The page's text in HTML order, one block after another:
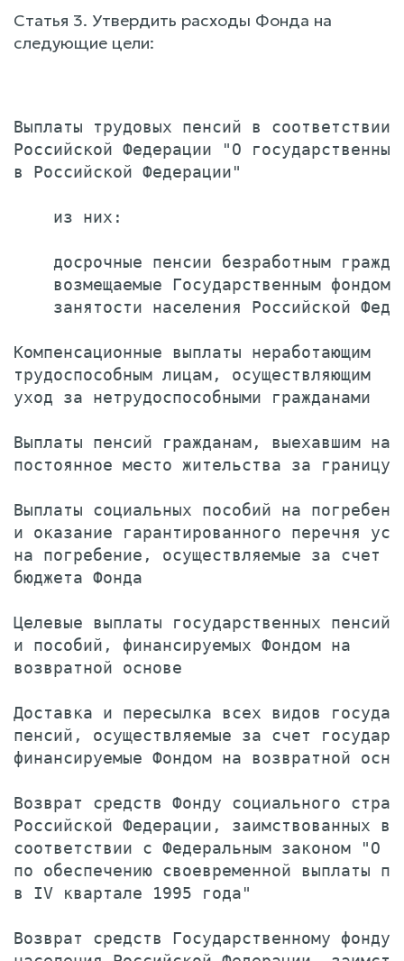
Статья 3. Утвердить расходы Фонда на
следующие цели:
Выплаты трудовых пенсий в соответствии
Российской Федерации "О
в Российской Федерации"
    из них:
досрочные пенсии безработным
    возмещаемые Государственным фондом
занятости населения Российской
Компенсационные выплаты неработающим
трудоспособным лицам, осуществляющим
уход за нетрудоспособными
Выплаты пенсий гражданам, выехавшим на
постоянное место жительства за
Выплаты социальных пособий на
и оказание гарантированного перечня
на погребение, осуществляемые за счет
бюджета Фонда
Целевые выплаты государственных пенсий
и пособий, финансируемых Фондом на
возвратной основе
Доставка и пересылка всех видов
пенсий, осуществляемые за счет
финансируемые Фондом на
Возврат средств Фонду социального
Российской Федерации, заимствованных в
соответствии с Федеральным законом "О
по обеспечению своевременной выплаты
в IV квартале 1995 года"
Возврат средств Государственному фонду